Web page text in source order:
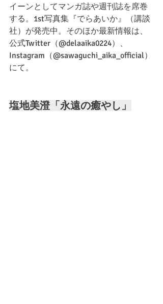
イーンとしてマンガ誌や週刊誌を席巻
する。1st写真集『でらあいか』（講談
社）が発売中。そのほか最新情報は、
公式Twitter（@delaaika0224）、
Instagram（@sawaguchi_aika_official）
にて。
塩地美澄「永遠の癒やし」